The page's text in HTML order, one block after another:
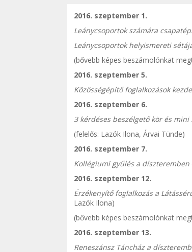
2016. szeptember 1.
Leánycsoportok számára
Leánycsoportok helyismereti
(bővebb képes beszámolónkat
2016. szeptember 5.
Közösségépítő foglalkozások
2016. szeptember 6.
3 kérdéses beszélgető kör és
(felelős: Lazók Ilona, Árvai Tünde)
2016. szeptember 7.
Kollégiumi gyűlés a díszteremben
2016. szeptember 12.
Érzékenyítő foglalkozás a
Lazók Ilona)
(bővebb képes beszámolónkat
2016. szeptember 13.
Reneszánsz Táncház a